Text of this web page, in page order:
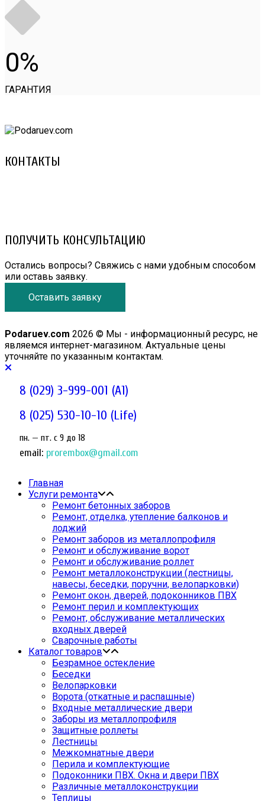
0
ГАРАНТИЯ
КОНТАКТЫ
ПОЛУЧИТЬ КОНСУЛЬТАЦИЮ
Остались вопросы? Свяжись с нами удобным способом
или оставь заявку.
Оставить заявку
Podaruev.com 2026 © Мы - информационный ресурс, не
являемся интернет-магазином. Актуальные цены
уточняйте по указанным контактам.
8 (029) 3-999-001 (A1)
8 (025) 530-10-10 (Life)
пн. — пт. c 9 до 18
email: prorembox@gmail.com
Главная
Услуги ремонта
Ремонт бетонных заборов
Ремонт, отделка, утепление балконов и
лоджий
Ремонт заборов из металлопрофиля
Ремонт и обслуживание ворот
Ремонт и обслуживание роллет
Ремонт металлоконструкции (лестницы,
навесы, беседки, поручни, велопарковки)
Ремонт окон, дверей, подоконников ПВХ
Ремонт перил и комплектующих
Ремонт, обслуживание металлических
входных дверей
Сварочные работы
Каталог товаров
Безрамное остекление
Беседки
Велопарковки
Ворота (откатные и распашные)
Входные металлические двери
Заборы из металлопрофиля
Защитные роллеты
Лестницы
Межкомнатные двери
Перила и комплектующие
Подоконники ПВХ. Окна и двери ПВХ
Различные металлоконструкции
Теплицы